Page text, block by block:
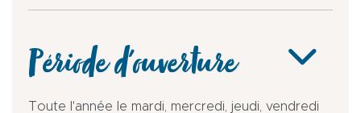
Période d'ouverture
Toute l'année le mardi, mercredi, jeudi, vendredi